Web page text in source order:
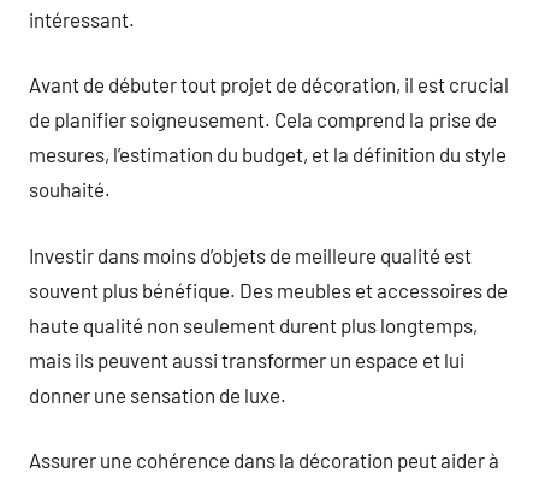
intéressant.
Avant de débuter tout projet de décoration, il est crucial
de planifier soigneusement. Cela comprend la prise de
mesures, l’estimation du budget, et la définition du style
souhaité.
Investir dans moins d’objets de meilleure qualité est
souvent plus bénéfique. Des meubles et accessoires de
haute qualité non seulement durent plus longtemps,
mais ils peuvent aussi transformer un espace et lui
donner une sensation de luxe.
Assurer une cohérence dans la décoration peut aider à